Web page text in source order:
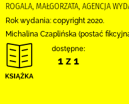
ROGALA, MAŁGORZATA, AGENCJA
Rok wydania: copyright 2020.
Michalina Czaplińska (postać
dostępne:
1 z 1